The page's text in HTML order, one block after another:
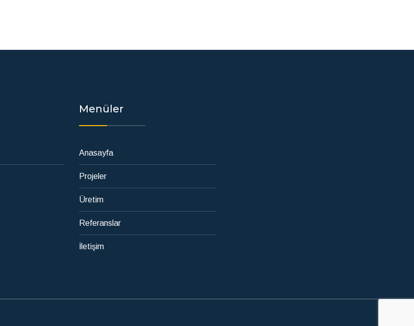
Menüler
Anasayfa
Projeler
Üretim
Referanslar
İletişim